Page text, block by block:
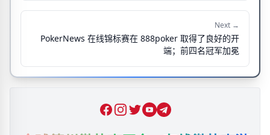
Next →
PokerNews 在线锦标赛在 888poker 取得了良好的开
端；前四名冠军加冕
Facebook
Instagram
Twitter
YouTube
Telegram